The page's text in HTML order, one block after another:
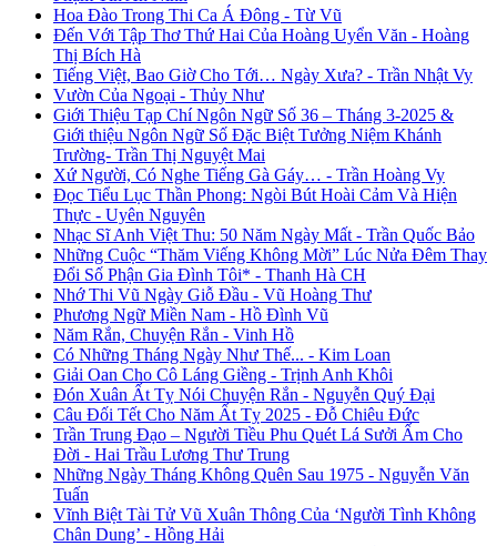
Hoa Đào Trong Thi Ca Á Đông - Từ Vũ
Đến Với Tập Thơ Thứ Hai Của Hoàng Uyển Văn - Hoàng
Thị Bích Hà
Tiếng Việt, Bao Giờ Cho Tới… Ngày Xưa? - Trần Nhật Vy
Vườn Của Ngoại - Thủy Như
Giới Thiệu Tạp Chí Ngôn Ngữ Số 36 – Tháng 3-2025 &
Giới thiệu Ngôn Ngữ Số Đặc Biệt Tưởng Niệm Khánh
Trường- Trần Thị Nguyệt Mai
Xứ Người, Có Nghe Tiếng Gà Gáy… - Trần Hoàng Vy
Đọc Tiểu Lục Thần Phong: Ngòi Bút Hoài Cảm Và Hiện
Thực - Uyên Nguyên
Nhạc Sĩ Anh Việt Thu: 50 Năm Ngày Mất - Trần Quốc Bảo
Những Cuộc “Thăm Viếng Không Mời” Lúc Nửa Đêm Thay
Đổi Số Phận Gia Đình Tôi* - Thanh Hà CH
Nhớ Thi Vũ Ngày Giỗ Đầu - Vũ Hoàng Thư
Phương Ngữ Miền Nam - Hồ Đình Vũ
Năm Rắn, Chuyện Rắn - Vinh Hồ
Có Những Tháng Ngày Như Thế... - Kim Loan
Giải Oan Cho Cô Láng Giềng - Trịnh Anh Khôi
Đón Xuân Ất Tỵ Nói Chuyện Rắn - Nguyễn Quý Đại
Câu Đối Tết Cho Năm Ất Tỵ 2025 - Đỗ Chiêu Đức
Trần Trung Đạo – Người Tiều Phu Quét Lá Sưởi Ấm Cho
Đời - Hai Trầu Lương Thư Trung
Những Ngày Tháng Không Quên Sau 1975 - Nguyễn Văn
Tuấn
Vĩnh Biệt Tài Tử Vũ Xuân Thông Của ‘Người Tình Không
Chân Dung’ - Hồng Hải